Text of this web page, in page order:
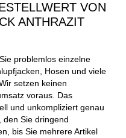
VON
ANTHRAZIT
problemlos einzelne
Hosen und viele
setzen keinen
voraus. Das
und unkompliziert genau
den Sie dringend
bis Sie mehrere Artikel